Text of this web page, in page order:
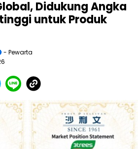
Didukung Angka
untuk Produk
- Pewarta